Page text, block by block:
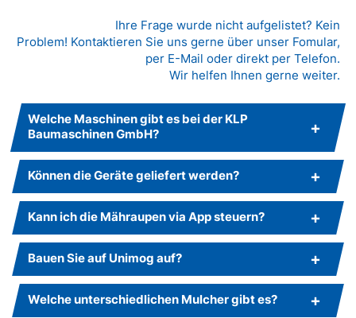
Ihre Frage wurde nicht aufgelistet? Kein
Problem! Kontaktieren Sie uns gerne über unser Fomular,
per E-Mail oder direkt per Telefon.
Wir helfen Ihnen gerne weiter.
Welche Maschinen gibt es bei der KLP
Baumaschinen GmbH?
Können die Geräte geliefert werden?
Kann ich die Mähraupen via App steuern?
Bauen Sie auf Unimog auf?
Welche unterschiedlichen Mulcher gibt es?